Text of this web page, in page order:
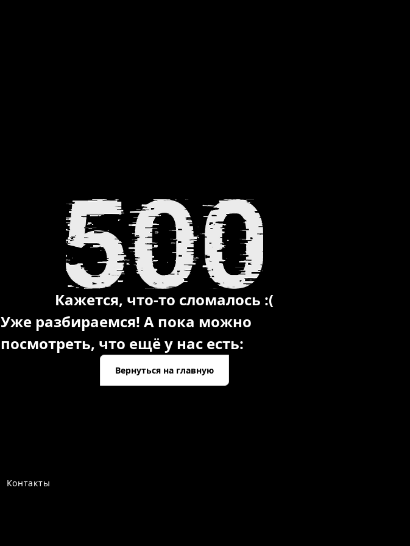
Кажется, что-то сломалось :(
Уже разбираемся! А пока можно
посмотреть, что ещё у нас есть:
Вернуться на главную
Контакты